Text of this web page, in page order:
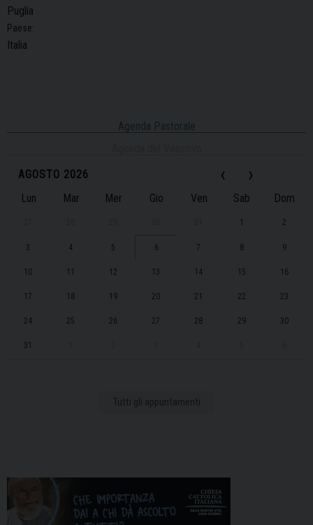
Puglia
Paese:
Italia
Agenda Pastorale
‹
AGOSTO 2026 ›
Lun Mar Mer Gio Ven Sab Dom
1 2
3 4 5 6 7 8 9
10 11 12 13 14 15 16
17 18 19 20 21 22 23
24 25 26 27 28 29 30
31
Tutti gli appuntamenti